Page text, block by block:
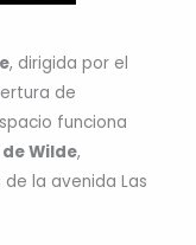
, dirigida por el
de
funciona
Wilde,
la avenida Las